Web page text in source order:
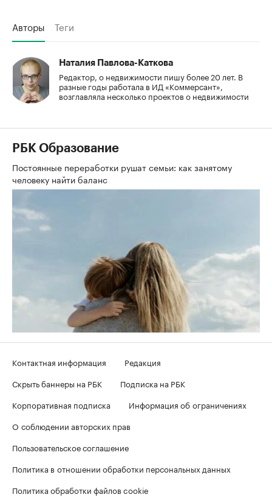
Авторы Теги
Наталия Павлова-Каткова
Редактор, о недвижимости пишу более 20 лет. В
разные годы работала в ИД «Коммерсант»,
возглавляла несколько проектов о недвижимости
РБК Образование
Постоянные переработки рушат семьи: как занятому
человеку найти баланс
Контактная информация
Редакция
Скрыть баннеры на РБК
Подписка на РБК
Корпоративная подписка
Информация об ограничениях
О соблюдении авторских прав
Пользовательское соглашение
Политика в отношении обработки персональных данных
Политика обработки файлов cookie